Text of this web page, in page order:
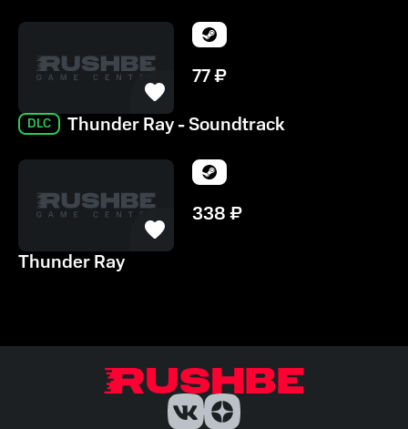
77₽
DLC Thunder Ray - Soundtrack
338₽
Thunder Ray